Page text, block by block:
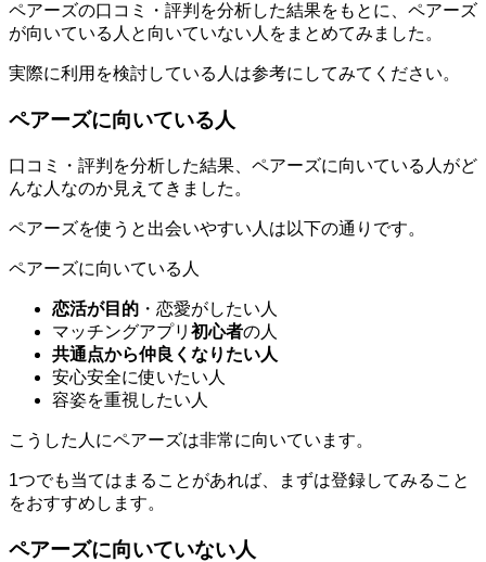
ペアーズの口コミ・評判を分析した結果をもとに、ペアーズ
が向いている人と向いていない人をまとめてみました。
実際に利用を検討している人は参考にしてみてください。
ペアーズに向いている人
口コミ・評判を分析した結果、ペアーズに向いている人がど
んな人なのか見えてきました。
ペアーズを使うと出会いやすい人は以下の通りです。
ペアーズに向いている人
恋活が目的 ・恋愛がしたい人
マッチングアプリ 初心者の人
共通点から仲良くなりたい人
安心安全に使いたい人
容姿を重視したい人
こうした人にペアーズは非常に向いています。
1つでも当てはまることがあれば、まずは登録してみること
をおすすめします。
ペアーズに向いていない人